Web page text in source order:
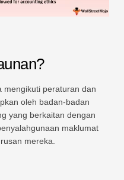
mengikuti peraturan dan
oleh badan-badan
yang berkaitan dengan
maklumat
mereka.